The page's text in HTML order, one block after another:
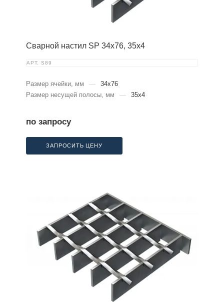
Сварной настил SP 34х76, 35х4
АРТ. S89
Размер ячейки, мм —
34x76
Размер несущей полосы, мм
— 35x4
по запросу
ЗАПРОСИТЬ ЦЕНУ